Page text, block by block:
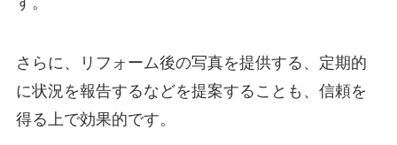
さらに、リフォーム後の写真を提供する、定期的
に状況を報告するなどを提案することも、信頼を
得る上で効果的です。